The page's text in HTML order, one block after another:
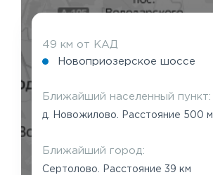
49 км от КАД
Новоприозерское шоссе
Ближайший населенный пункт:
д. Новожилово. Расстояние 500 м
Ближайший город:
Сертолово. Расстояние 39 км